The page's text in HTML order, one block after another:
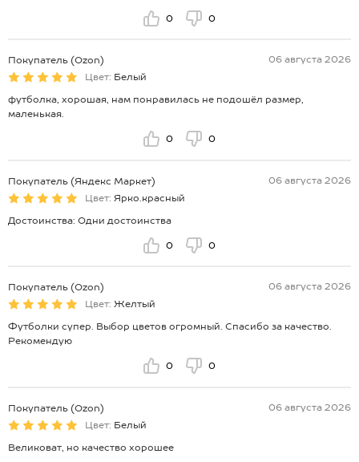
0 0
Покупатель (Ozon)
06 августа 2026
Цвет: Белый
футболка, хорошая, нам понравилась не подошёл размер,
маленькая.
0 0
Покупатель (Яндекс Маркет)
06 августа 2026
Цвет: Ярко.красный
Достоинства: Одни достоинства
0 0
Покупатель (Ozon)
06 августа 2026
Цвет: Желтый
Футболки супер. Выбор цветов огромный. Спасибо за качество.
Рекомендую
0 0
Покупатель (Ozon)
06 августа 2026
Цвет: Белый
Великоват, но качество хорошее